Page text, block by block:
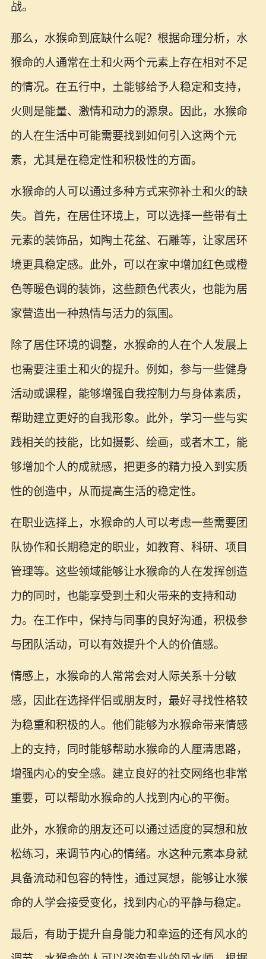
战。
那么，水猴命到底缺什么呢？根据命理分析，水
猴命的人通常在土和火两个元素上存在相对不足
的情况。在五行中，土能够给予人稳定和支持，
火则是能量、激情和动力的源泉。因此，水猴命
的人在生活中可能需要找到如何引入这两个元
素，尤其是在稳定性和积极性的方面。
水猴命的人可以通过多种方式来弥补土和火的缺
失。首先，在居住环境上，可以选择一些带有土
元素的装饰品，如陶土花盆、石雕等，让家居环
境更具稳定感。此外，可以在家中增加红色或橙
色等暖色调的装饰，这些颜色代表火，也能为居
家营造出一种热情与活力的氛围。
除了居住环境的调整，水猴命的人在个人发展上
也需要注重土和火的提升。例如，参与一些健身
活动或课程，能够增强自我控制力与身体素质，
帮助建立更好的自我形象。此外，学习一些与实
践相关的技能，比如摄影、绘画，或者木工，能
够增加个人的成就感，把更多的精力投入到实质
性的创造中，从而提高生活的稳定性。
在职业选择上，水猴命的人可以考虑一些需要团
队协作和长期稳定的职业，如教育、科研、项目
管理等。这些领域能够让水猴命的人在发挥创造
力的同时，也能享受到土和火带来的支持和动
力。在工作中，保持与同事的良好沟通，积极参
与团队活动，可以有效提升个人的价值感。
情感上，水猴命的人常常会对人际关系十分敏
感，因此在选择伴侣或朋友时，最好寻找性格较
为稳重和积极的人。他们能够为水猴命带来情感
上的支持，同时能够帮助水猴命的人厘清思路，
增强内心的安全感。建立良好的社交网络也非常
重要，可以帮助水猴命的人找到内心的平衡。
此外，水猴命的朋友还可以通过适度的冥想和放
松练习，来调节内心的情绪。水这种元素本身就
具备流动和包容的特性，通过冥想，能够让水猴
命的人学会接受变化，找到内心的平静与稳定。
最后，有助于提升自身能力和幸运的还有风水的